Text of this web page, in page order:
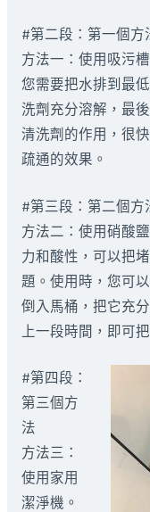
#第二段：第一個方
方法一：使用吸污
您需要把水排到最
洗劑充分溶解，最
清洗劑的作用，很
疏通的效果。
#第三段：第二個方
方法二：使用硝酸
力和酸性，可以把
題。使用時，您可
倒入馬桶，把它充
上一段時間，即可
#第四段：
第三個方
法
方法三：
使用家用
潔淨機。